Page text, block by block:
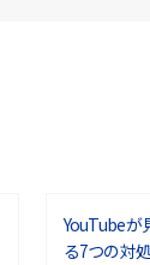
YouTubeが
る7つの対